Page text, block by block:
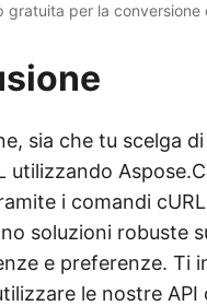
gratuita per la conversione
sia che tu scelga
utilizzando
i comandi
soluzioni robuste
e preferenze. Ti
le nostre API